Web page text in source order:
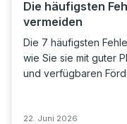
Die häufigsten
vermeiden
Die 7 häufigsten
wie Sie sie mit guter
und verfügbaren
22. Juni 2026